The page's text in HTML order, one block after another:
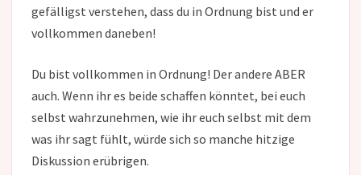
gefälligst verstehen, dass du in Ordnung bist und er
vollkommen daneben!
Du bist vollkommen in Ordnung! Der andere ABER
auch. Wenn ihr es beide schaffen könntet, bei euch
selbst wahrzunehmen, wie ihr euch selbst mit dem
was ihr sagt fühlt, würde sich so manche hitzige
Diskussion erübrigen.